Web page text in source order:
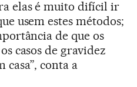
elas é muito difícil ir
usem estes métodos;
de que os
casos de gravidez
casa”, conta a